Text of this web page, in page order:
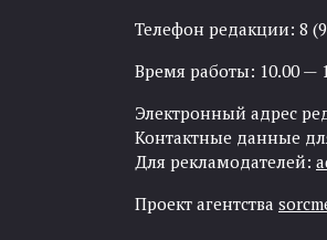
Телефон редакции: 8
Время работы: 10.00 —
Электронный адрес
Контактные данные
Для рекламодателей:
Проект агентства